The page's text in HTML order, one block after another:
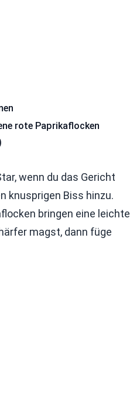
rote Paprikaflocken
wenn du das Gericht
knusprigen Biss hinzu.
bringen eine leichte
magst, dann füge